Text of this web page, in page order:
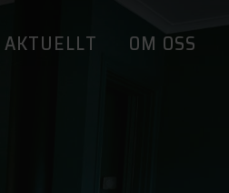
AKTUELLT OM OSS